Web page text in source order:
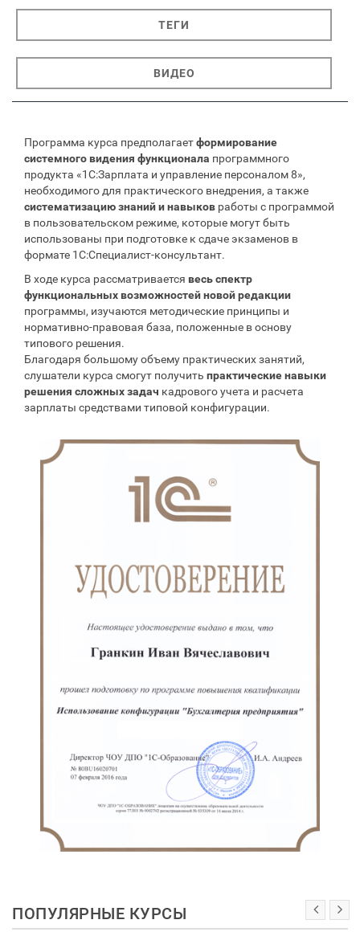
ТЕГИ
ВИДЕО
Программа курса предполагаетформирование
системного видения функционала программного
продукта «1С:Зарплата и управление персоналом 8»,
необходимого для практического внедрения, а также
систематизацию знаний и навыков работы с программой
в пользовательском режиме, которые могут быть
использованы при подготовке к сдаче экзаменов в
формате 1С:Специалист-консультант.
В ходе курса рассматривается весь спектр
функциональных возможностей новой редакции
программы, изучаются методические принципы и
нормативно-правовая база, положенные в основу
типового решения.
Благодаря большому объему практических занятий,
слушатели курса смогут получить практические навыки
решения сложных задач кадрового учета и расчета
зарплаты средствами типовой конфигурации.
ПОПУЛЯРНЫЕ КУРСЫ